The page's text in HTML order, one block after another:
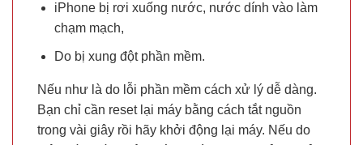
iPhone bị rơi xuống nước, nước dính vào làm
chạm mạch,
Do bị xung đột phần mềm.
Nếu như là do lỗi phần mềm cách xử lý dễ dàng.
Bạn chỉ cần reset lại máy bằng cách tắt nguồn
trong vài giây rồi hãy khởi động lại máy. Nếu do